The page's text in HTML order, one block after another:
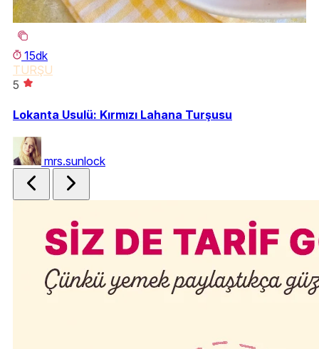
15dk
TURŞU
5
Lokanta Usulü: Kırmızı Lahana Turşusu
mrs.sunlock